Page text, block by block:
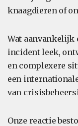
knaagdieren of
Wat aanvankelijk
incident leek,
en complexere
een
van
Onze reactie